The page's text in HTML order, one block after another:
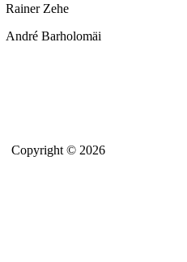
Rainer Zehe
André Barholomäi
Copyright © 2026